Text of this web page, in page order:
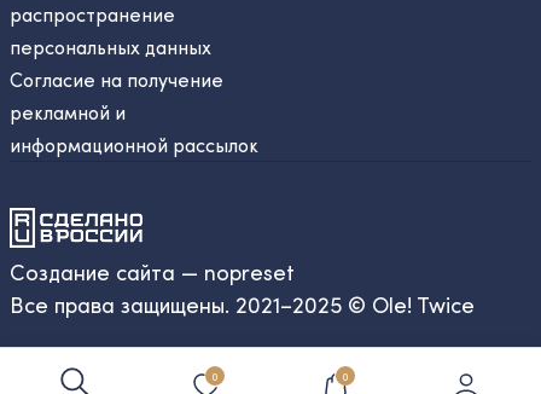
0 0
распространение
персональных данных
Согласие на получение
рекламной и
информационной рассылок
Создание сайта — nopreset
Все права защищены. 2021–2025 © Ole! Twice